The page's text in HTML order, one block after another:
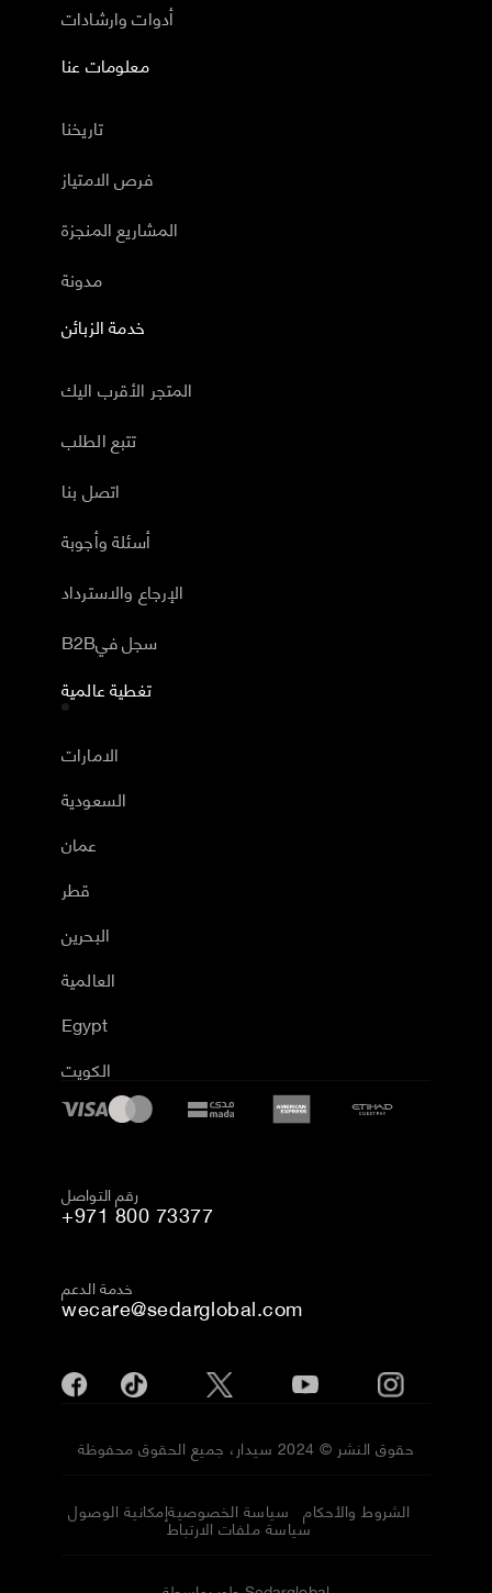
أدوات وارشادات
معلومات عنا
تاريخنا
فرص الامتياز
المشاريع المنجزة
مدونة
خدمة الزبائن
المتجر الأقرب اليك
تتبع الطلب
اتصل بنا
أسئلة وأجوبة
الإرجاع والاسترداد
B2Bسجل في
تغطية عالمية
الامارات
السعودية
عمان
قطر
البحرين
العالمية
Egypt
الكويت
رقم التواصل
+971 800 73377
خدمة الدعم
wecare@sedarglobal.com
حقوق النشر © 2024 سيدار، جميع الحقوق محفوظة
إمكانية الوصولسياسة الخصوصية الشروط والأحكام
سياسة ملفات الارتباط